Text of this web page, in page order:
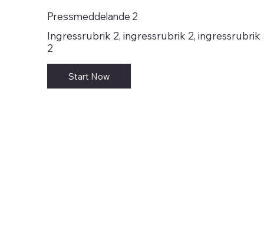
Pressmeddelande 2
Ingressrubrik 2, ingressrubrik 2, ingressrubrik
2
Start Now